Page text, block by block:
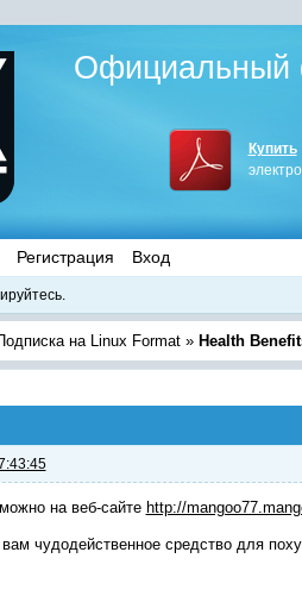
Официальный
Купить
Регистрация Вход
на Linux Format » Health
на веб-сайте http://
чудодейственное средство для